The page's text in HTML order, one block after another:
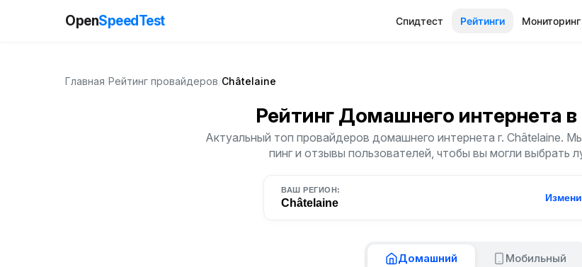
OpenSpeedTest Спидтест Рейтинги Мониторинг
Главная Рейтинг провайдеров Châtelaine
Рейтинг Домашнего интернета
Актуальный топ провайдеров домашнего интернета г. Châtelaine.
пинг и отзывы пользователей, чтобы вы могли выбрать
ВАШ РЕГИОН:
Châtelaine
Домашний Мобильный